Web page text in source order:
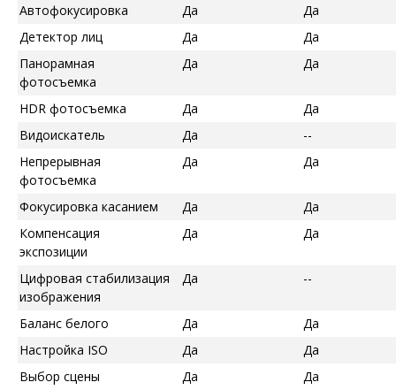
Автофокусировка
Да
Да
Детектор лиц
Да
Да
Панорамная
фотосъемка
Да Да
HDR фотосъемка Да
Да
Видоискатель
Да
--
Непрерывная
фотосъемка
Да Да
Фокусировка касанием Да
Да
Компенсация
экспозиции
Да Да
Цифровая стабилизация
изображения
Да --
Баланс белого Да
Да
Настройка ISO
Да
Да
Выбор сцены
Да
Да